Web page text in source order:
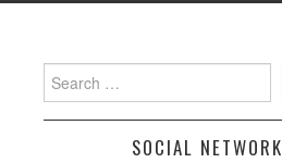
Search
for:
SOCIAL NETWORK